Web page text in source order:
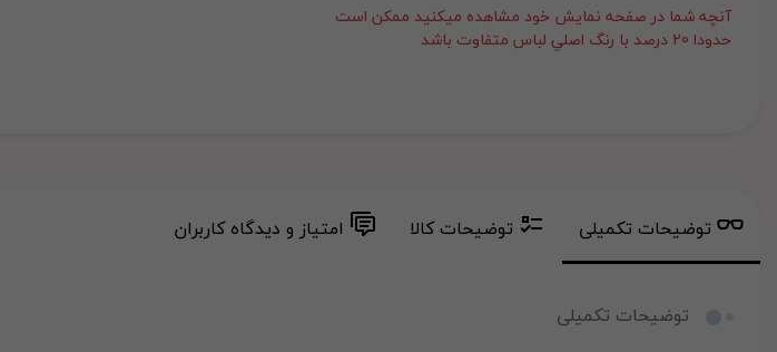
آنچه شما در صفحه نمايش خود مشاهده ميکنيد ممکن است
حدودا 20 درصد با رنگ اصلي لباس متفاوت باشد
توضیحات تکمیلی توضیحات کالا امتیاز و دیدگاه کاربران
توضیحات تکمیلی